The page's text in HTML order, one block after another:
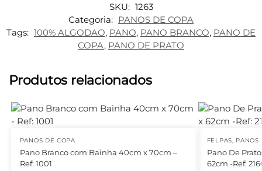
SKU: 1263
Categoria: PANOS DE COPA
Tags: 100% ALGODAO, PANO, PANO BRANCO, PANO DE
COPA, PANO DE PRATO
Produtos relacionados
PANOS DE COPA
Pano Branco com Bainha 40cm x 70cm –
Ref: 1001
FELPAS PANOS
Pano De
62cm -Ref: